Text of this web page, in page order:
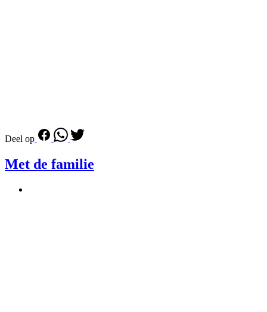
Deel op
Met de familie